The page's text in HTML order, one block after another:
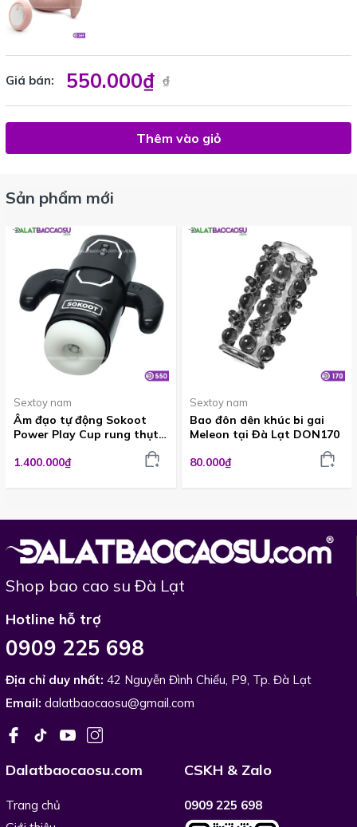
Giá bán: 550.000₫ ₫
Thêm vào giỏ
Sản phẩm mới
Sextoy nam
Âm đạo tự động Sokoot
Power Play Cup rung thụt
1.400.000₫
Sextoy nam
Bao đôn dên khúc bi gai
Meleon tại Đà Lạt DON170
80.000₫
Shop bao cao su Đà Lạt
Hotline hỗ trợ
0909 225 698
Địa chỉ duy nhất: 42 Nguyễn Đình Chiểu, P9, Tp. Đà Lạt
Email: dalatbaocaosu@gmail.com
Dalatbaocaosu.com
Trang chủ
CSKH & Zalo
0909 225 698